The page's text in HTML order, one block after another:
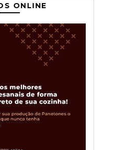
ONLINE